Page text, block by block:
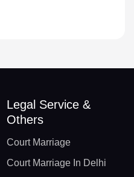
Legal Service &
Others
Court Marriage
Court Marriage In Delhi